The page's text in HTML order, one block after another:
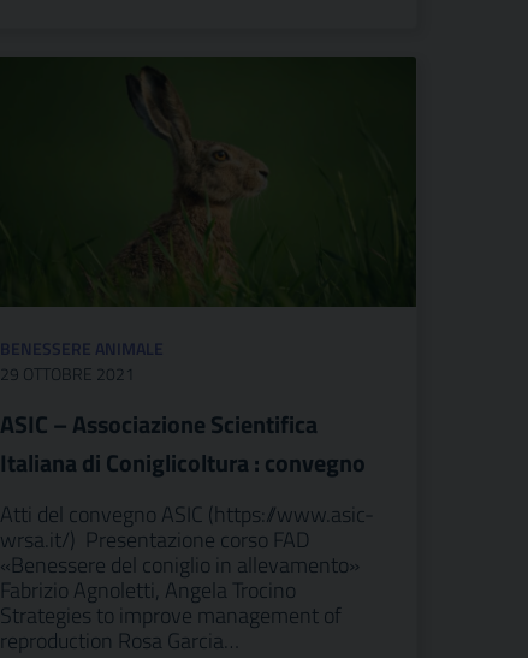
BENESSERE ANIMALE
29 OTTOBRE 2021
ASIC – Associazione Scientifica
Italiana di Coniglicoltura : convegno
Atti del convegno ASIC (https://www.asic-
wrsa.it/) Presentazione corso FAD
«Benessere del coniglio in allevamento»
Fabrizio Agnoletti, Angela Trocino
Strategies to improve management of
reproduction Rosa Garcia…